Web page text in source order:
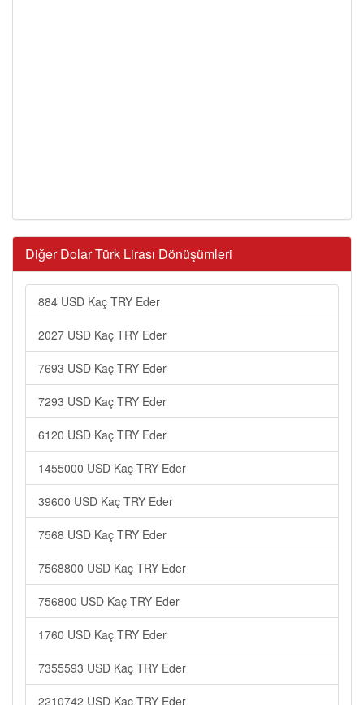
Diğer Dolar Türk Lirası Dönüşümleri
884 USD Kaç TRY Eder
2027 USD Kaç TRY Eder
7693 USD Kaç TRY Eder
7293 USD Kaç TRY Eder
6120 USD Kaç TRY Eder
1455000 USD Kaç TRY Eder
39600 USD Kaç TRY Eder
7568 USD Kaç TRY Eder
7568800 USD Kaç TRY Eder
756800 USD Kaç TRY Eder
1760 USD Kaç TRY Eder
7355593 USD Kaç TRY Eder
2210742 USD Kaç TRY Eder